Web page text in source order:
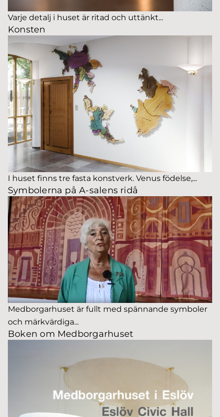
Varje detalj i huset är ritad och uttänkt...
Konsten
I huset finns tre fasta konstverk. Venus födelse,...
Symbolerna på A-salens ridå
Medborgarhuset är fullt med spännande symboler
och märkvärdiga...
Boken om Medborgarhuset